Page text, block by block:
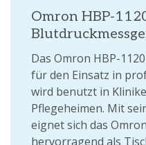
Omron HBP-
Das Omron HBP-
für den Einsatz in
wird benutzt in
Pflegeheimen. Mit
eignet sich das
hervorragend als